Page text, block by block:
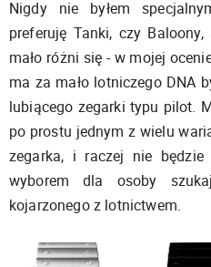
Nigdy nie byłem
preferuję Tanki, czy
mało różni się - w mojej
ma za mało lotniczego DNA
lubiącego zegarki typu pilot.
po prostu jednym z wielu
zegarka, i raczej nie
wyborem dla osoby
kojarzonego z lotnictwem.